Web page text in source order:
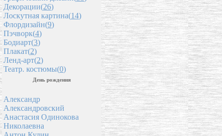
Декорации(26)
Лоскутная картина(14)
Флордизайн(9)
Пэчворк(4)
Бодиарт(3)
Плакат(2)
Ленд-арт(2)
Театр. костюмы(0)
День рождения
Александр
Александровский
Анастасия Одинокова
Николаевна